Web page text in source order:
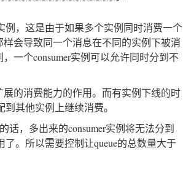
例，这是由于如果多个实例同时消费一个
样会导致同一个消息在不同的实例下被消
一个consumer实例可以允许同时分到不
展的消费能力的作用。而有实例下线的时
其他实例上继续消费。
话，多出来的consumer实例将无法分到
。所以需要控制让queue的总数量大于